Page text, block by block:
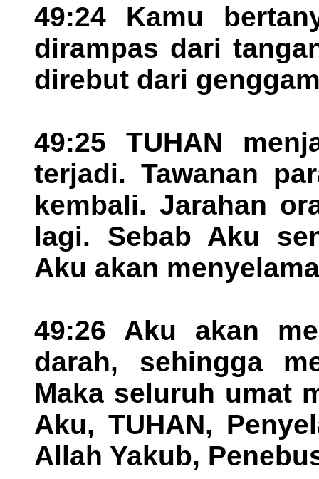
49:24 Kamu
dirampas dari
direbut dari
49:25 TUHAN
terjadi. Tawanan
kembali. Jarahan
lagi. Sebab Aku
Aku akan
49:26 Aku akan
darah, sehingga
Maka seluruh umat
Aku, TUHAN,
Allah Yakub,